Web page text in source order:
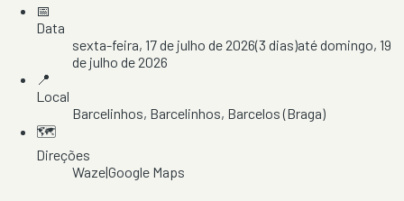
📅
Data
sexta-feira, 17 de julho de 2026(3 dias)atédomingo, 19
de julho de 2026
📍
Local
Barcelinhos, Barcelinhos, Barcelos(Braga)
🗺️
Direções
Waze|Google Maps